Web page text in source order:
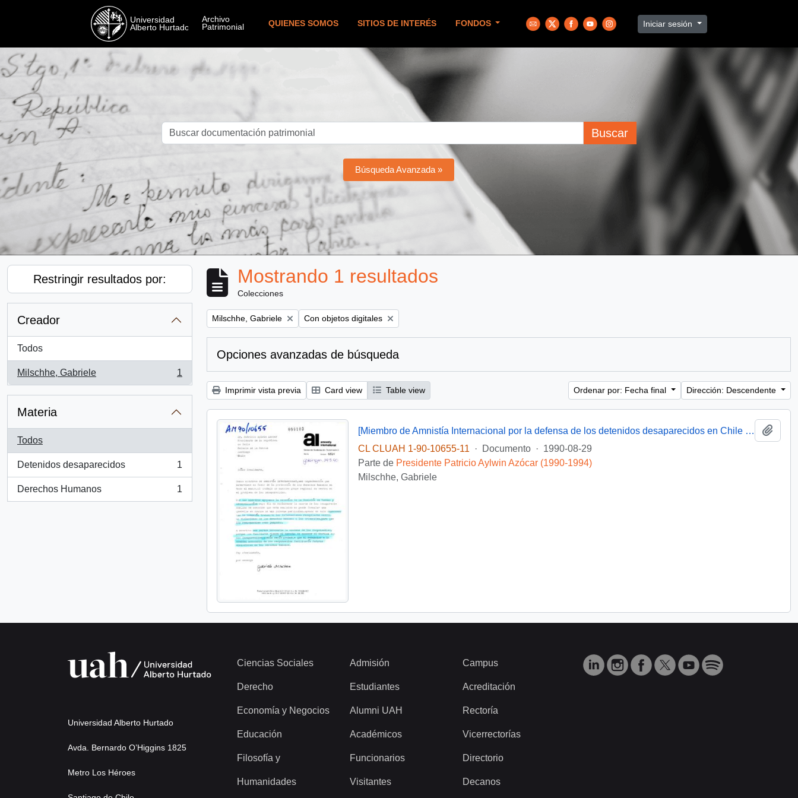
QUIENES SOMOS SITIOS DE INTERÉS FONDOS Iniciar sesión
Buscar
Búsqueda Avanzada »
Restringir resultados por:
Creador
Todos
Milschhe, Gabriele
, 1 resultados
1
Materia
Todos
Detenidos desaparecidos
, 1 resultados
1
Derechos Humanos
, 1 resultados
1
Mostrando 1 resultados
Colecciones
Remove filter:
Milschhe, Gabriele Remove filter:
Con objetos digitales
Opciones avanzadas de búsqueda
Imprimir vista previa Card view Table view Ordenar por: Fecha final Dirección: Descendente
[Miembro de Amnistía Internacional por la defensa de los detenidos desaparecidos en Chile felicita por la creación de la Comisión de de Verdad y Reconciliación]
CL CLUAH 1-90-10655-11
· Documento · 1990-08-29
Parte de Presidente Patricio Aylwin Azócar (1990-1994)
Milschhe, Gabriele
Universidad Alberto Hurtado
Avda. Bernardo O’Higgins 1825
Metro Los Héroes
Ciencias Sociales
Derecho
Economía y Negocios
Educación
Filosofía y
Humanidades
Admisión
Estudiantes
Alumni UAH
Académicos
Funcionarios
Visitantes
Campus
Acreditación
Rectoría
Vicerrectorías
Directorio
Decanos